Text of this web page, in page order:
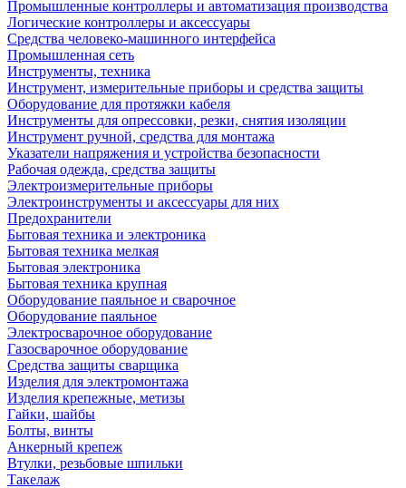
Промышленные контроллеры и автоматизация производства
Логические контроллеры и аксессуары
Средства человеко-машинного интерфейса
Промышленная сеть
Инструменты, техника
Инструмент, измерительные приборы и средства защиты
Оборудование для протяжки кабеля
Инструменты для опрессовки, резки, снятия изоляции
Инструмент ручной, средства для монтажа
Указатели напряжения и устройства безопасности
Рабочая одежда, средства защиты
Электроизмерительные приборы
Электроинструменты и аксессуары для них
Предохранители
Бытовая техника и электроника
Бытовая техника мелкая
Бытовая электроника
Бытовая техника крупная
Оборудование паяльное и сварочное
Оборудование паяльное
Электросварочное оборудование
Газосварочное оборудование
Средства защиты сварщика
Изделия для электромонтажа
Изделия крепежные, метизы
Гайки, шайбы
Болты, винты
Анкерный крепеж
Втулки, резьбовые шпильки
Такелаж